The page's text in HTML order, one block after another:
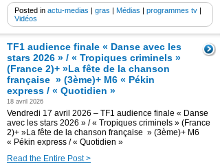
Posted in actu-medias | gras | Médias | programmes tv |
Vidéos
TF1 audience finale « Danse avec les
stars 2026 » / « Tropiques criminels »
(France 2)+ »La fête de la chanson
française » (3ème)+ M6 « Pékin
express / « Quotidien »
18 avril 2026
Vendredi 17 avril 2026 – TF1 audience finale « Danse
avec les stars 2026 » / « Tropiques criminels » (France
2)+ »La fête de la chanson française » (3ème)+ M6
« Pékin express / « Quotidien »
Read the Entire Post >